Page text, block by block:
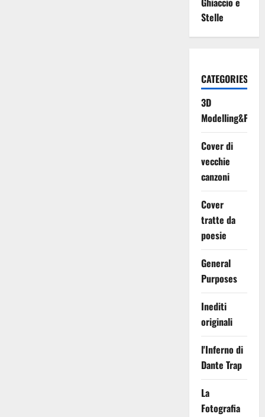
Stelle
CATEGORIES
3D
Cover di
vecchie
canzoni
Cover
tratte da
poesie
General
Purposes
Inediti
originali
l'Inferno di
Dante Trap
La
Fotografia